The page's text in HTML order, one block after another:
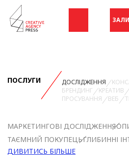
ПОСЛУГИ ДОСЛІДЖЕННЯ
БРЕНДИНГ
КРЕАТИВ
ПРОСУВАННЯ
ВЕБ
МАРКЕТИНГОВІ ДОСЛІДЖЕННЯ
ТАЄМНИЙ ПОКУПЕЦЬГЛИБИННІ
ДИВИТИСЬ БІЛЬШЕ